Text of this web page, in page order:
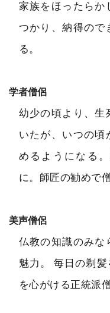
家族をほったらか
つかり、納得ので
る。
学者僧侶
幼少の頃より、生
いたが、いつの頃
めるようになる
に。師匠の勧めで
美声僧侶
仏教の知識のみな
魅力。 毎日の剃
を心がける正統派僧